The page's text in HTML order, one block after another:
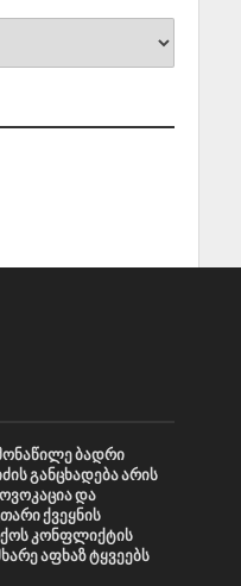
ბადრი
განცხადება არის
და
ქვეყნის
კონფლიქტის
აფხაზ ტყვეებს